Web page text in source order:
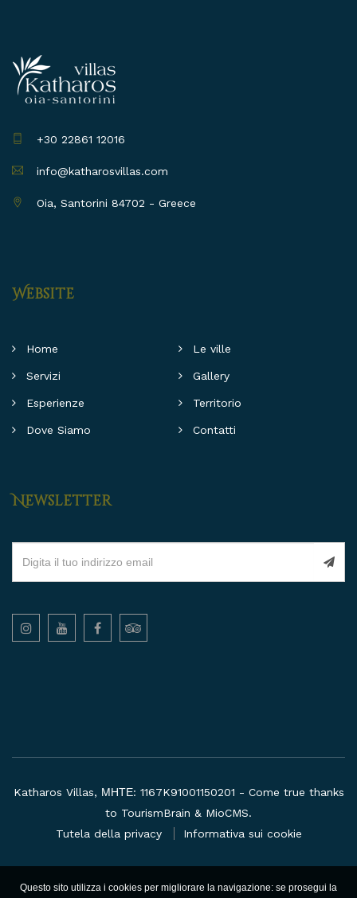
+30 22861 12016
info@katharosvillas.com
Oia, Santorini 84702 - Greece
Website
Home Le ville
Servizi Gallery
Esperienze Territorio
Dove Siamo Contatti
Newsletter
Katharos Villas, ΜΗΤΕ: 1167K91001150201 - Come true thanks
to TourismBrain & MioCMS.
Tutela della privacy
Informativa sui cookie
Questo sito utilizza i cookies per migliorare la navigazione: se prosegui la